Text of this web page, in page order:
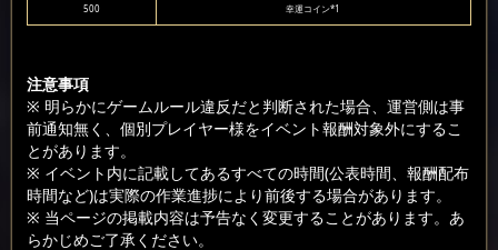
500 幸運コイン*1
注意事項
※ 明らかにゲームルール違反だと判断された場合、運営側は事
前通知無く、個別プレイヤー様をイベント報酬対象外にするこ
とがあります。
※ イベント内に記載してあるすべての時間(公表時間、報酬配布
時間など)は実際の作業進捗により前後する場合があります。
※ 当ページの掲載内容は予告なく変更することがあります。あ
らかじめご了承ください。